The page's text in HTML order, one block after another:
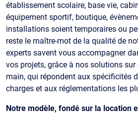
établissement scolaire, base vie,
équipement sportif, boutique,
installations soient temporaires ou
reste le maître-mot de la qualité de
experts savent vous accompagner
vos projets, grâce à nos solutions sur
main, qui répondent aux spécificités
charges et aux réglementations les
Notre modèle, fondé sur la location